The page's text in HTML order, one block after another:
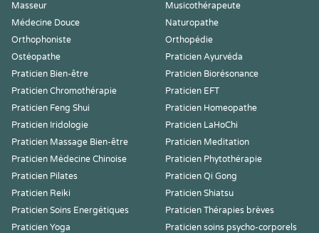
Masseur
Musicothérapeute
Médecine Douce
Naturopathe
Orthophoniste
Orthopédie
Ostéopathe
Praticien Ayurvéda
Praticien Bien-être
Praticien Biorésonance
Praticien Chromothérapie
Praticien EFT
Praticien Feng Shui
Praticien Homeopathe
Praticien Iridologie
Praticien LaHoChi
Praticien Massage Bien-être
Praticien Meditation
Praticien Médecine Chinoise
Praticien Phytothérapie
Praticien Pilates
Praticien Qi Gong
Praticien Reiki
Praticien Shiatsu
Praticien Soins Energétiques
Praticien Thérapies brèves
Praticien Yoga
Praticien soins psycho-corporels